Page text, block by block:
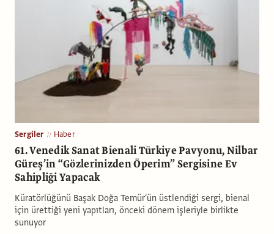
Sergiler Haber
61. Venedik Sanat Bienali Türkiye Pavyonu, Nilbar
Güreş’in “Gözlerinizden Öperim” Sergisine Ev
Sahipliği Yapacak
Küratörlüğünü Başak Doğa Temür'ün üstlendiği sergi, bienal
için ürettiği yeni yapıtları, önceki dönem işleriyle birlikte
sunuyor